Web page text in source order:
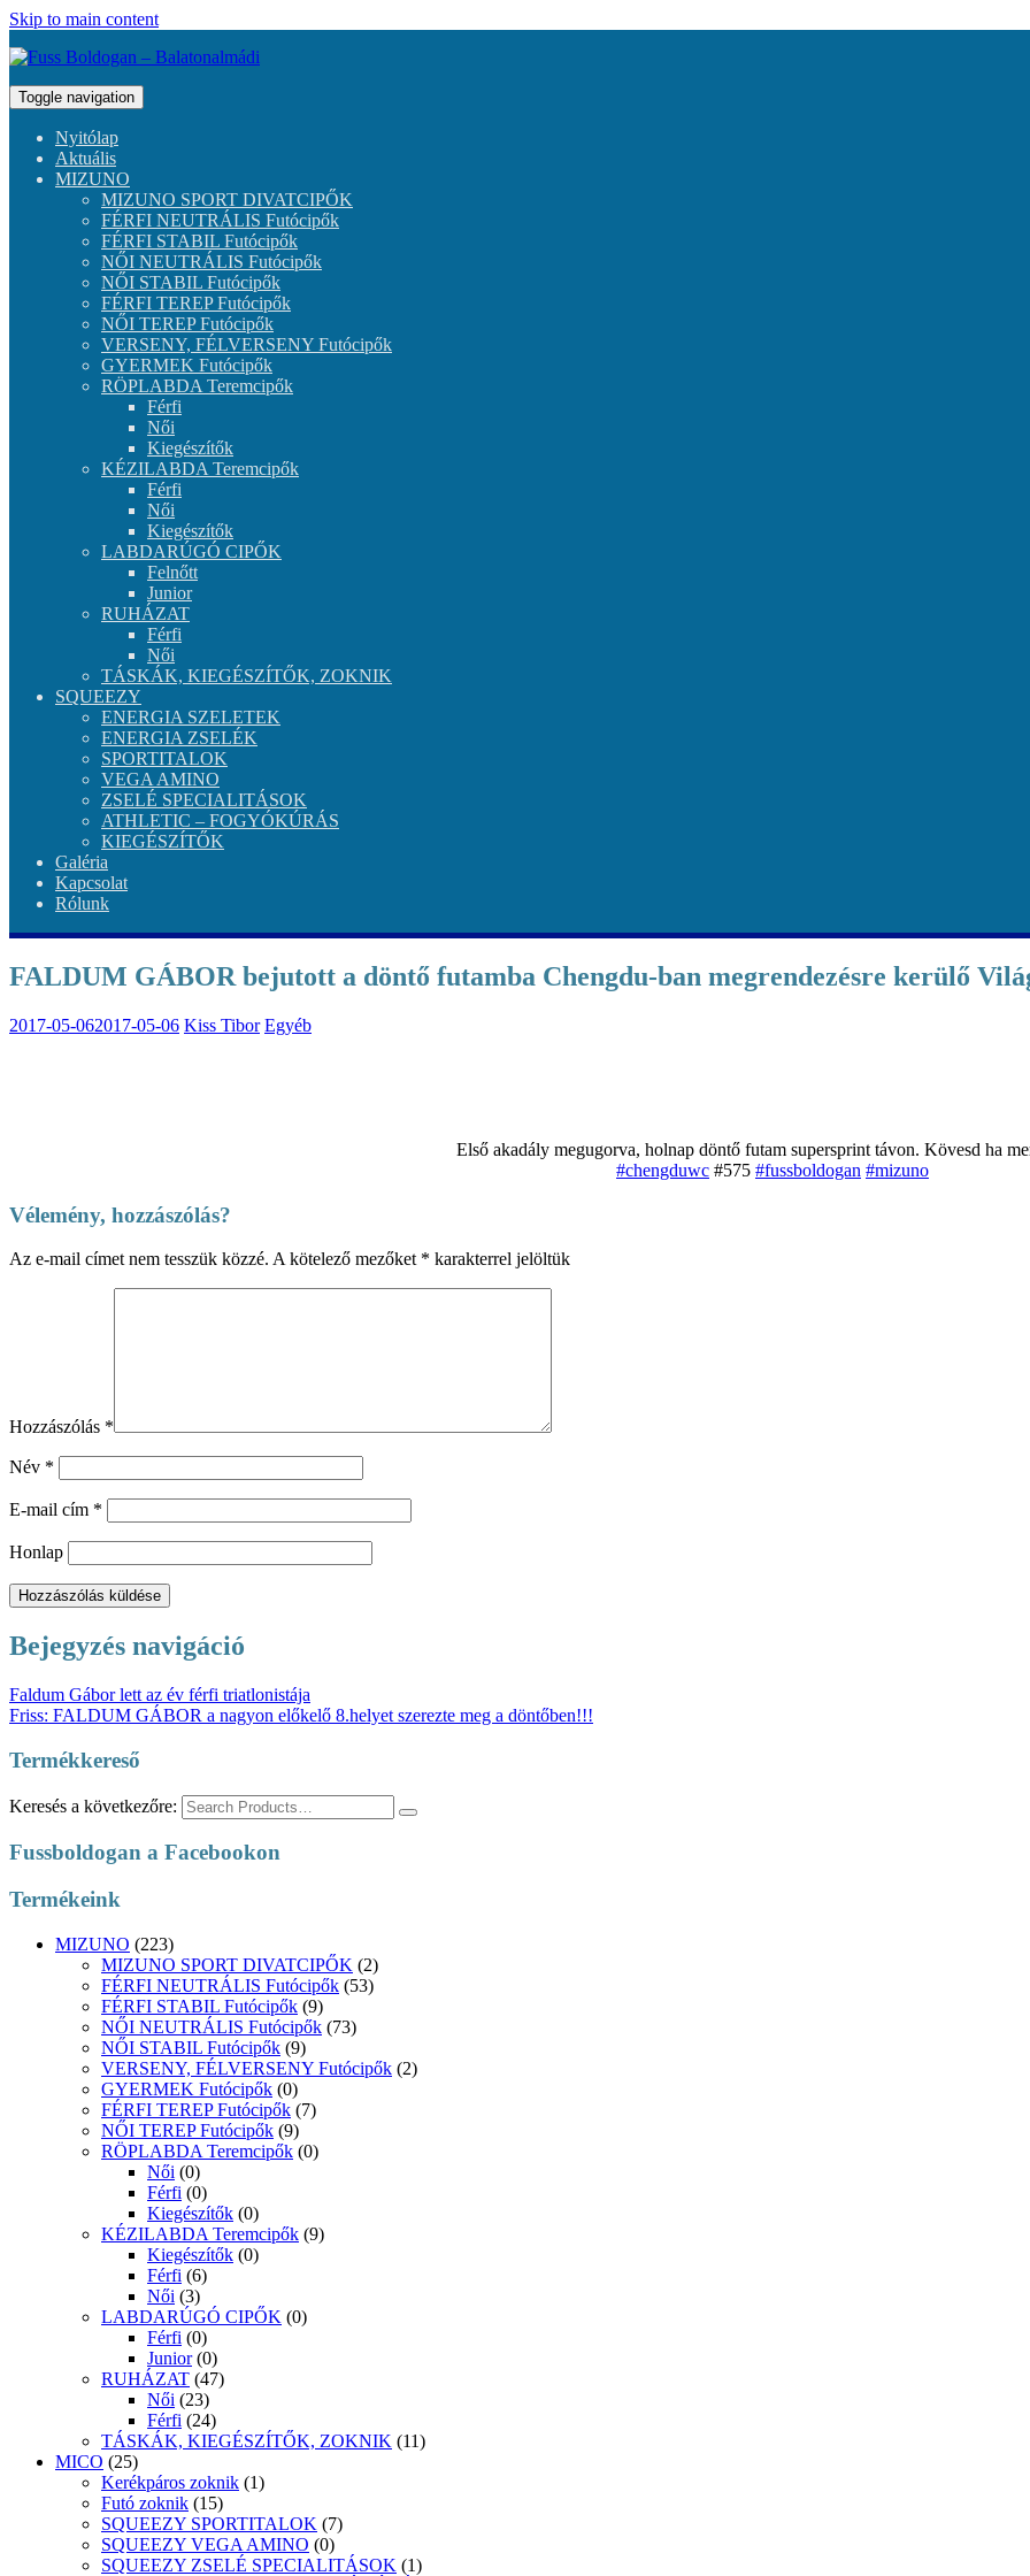
Skip to main content
Toggle navigation
Nyitólap
Aktuális
MIZUNO
MIZUNO SPORT DIVATCIPŐK
FÉRFI NEUTRÁLIS Futócipők
FÉRFI STABIL Futócipők
NŐI NEUTRÁLIS Futócipők
NŐI STABIL Futócipők
FÉRFI TEREP Futócipők
NŐI TEREP Futócipők
VERSENY, FÉLVERSENY Futócipők
GYERMEK Futócipők
RÖPLABDA Teremcipők
Férfi
Női
Kiegészítők
KÉZILABDA Teremcipők
Férfi
Női
Kiegészítők
LABDARÚGÓ CIPŐK
Felnőtt
Junior
RUHÁZAT
Férfi
Női
TÁSKÁK, KIEGÉSZÍTŐK, ZOKNIK
SQUEEZY
ENERGIA SZELETEK
ENERGIA ZSELÉK
SPORTITALOK
VEGA AMINO
ZSELÉ SPECIALITÁSOK
ATHLETIC – FOGYÓKÚRÁS
KIEGÉSZÍTŐK
Galéria
Kapcsolat
Rólunk
FALDUM GÁBOR bejutott a döntő futamba Chengdu-ban megrendezésre kerülő
2017-05-062017-05-06 Kiss Tibor Egyéb
Első akadály megugorva, holnap döntő futam supersprint távon. Kövesd ha
#chengduwc #575 #fussboldogan #mizuno
Vélemény, hozzászólás?
Az e-mail címet nem tesszük közzé. A kötelező mezőket * karakterrel jelöltük
Hozzászólás *
Név *
E-mail cím *
Honlap
Bejegyzés navigáció
Faldum Gábor lett az év férfi triatlonistája
Friss: FALDUM GÁBOR a nagyon előkelő 8.helyet szerezte meg a döntőben!!!
Termékkereső
Keresés a következőre:
Fussboldogan a Facebookon
Termékeink
MIZUNO (223)
MIZUNO SPORT DIVATCIPŐK (2)
FÉRFI NEUTRÁLIS Futócipők (53)
FÉRFI STABIL Futócipők (9)
NŐI NEUTRÁLIS Futócipők (73)
NŐI STABIL Futócipők (9)
VERSENY, FÉLVERSENY Futócipők (2)
GYERMEK Futócipők (0)
FÉRFI TEREP Futócipők (7)
NŐI TEREP Futócipők (9)
RÖPLABDA Teremcipők (0)
Női (0)
Férfi (0)
Kiegészítők (0)
KÉZILABDA Teremcipők (9)
Kiegészítők (0)
Férfi (6)
Női (3)
LABDARÚGÓ CIPŐK (0)
Férfi (0)
Junior (0)
RUHÁZAT (47)
Női (23)
Férfi (24)
TÁSKÁK, KIEGÉSZÍTŐK, ZOKNIK (11)
MICO (25)
Kerékpáros zoknik (1)
Futó zoknik (15)
SQUEEZY SPORTITALOK (7)
SQUEEZY VEGA AMINO (0)
SQUEEZY ZSELÉ SPECIALITÁSOK (1)